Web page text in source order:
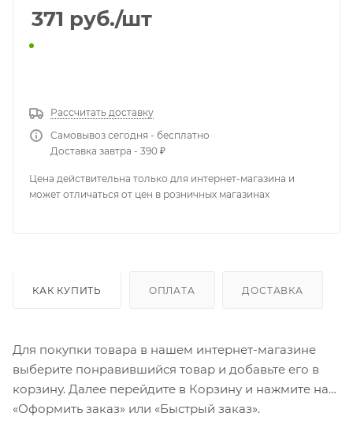
371 руб./шт
Рассчитать доставку
Самовывоз сегодня - бесплатно
Доставка завтра - 390 ₽
Цена действительна только для интернет-магазина и
может отличаться от цен в розничных магазинах
КАК КУПИТЬ ОПЛАТА ДОСТАВКА
Для покупки товара в нашем интернет-магазине
выберите понравившийся товар и добавьте его в
корзину. Далее перейдите в Корзину и нажмите на
«Оформить заказ» или «Быстрый заказ».